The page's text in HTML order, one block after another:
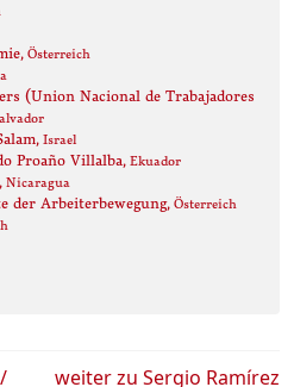
, Österreich
(Union Nacional de Trabajadores
, Israel
Proaño Villalba, Ekuador
, Nicaragua
der Arbeiterbewegung, Österreich
weiter zu Sergio Ramírez